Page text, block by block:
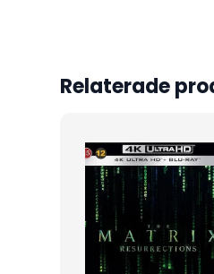
Relaterade